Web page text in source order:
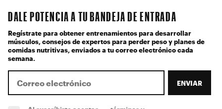
DALE POTENCIA A TU BANDEJA DE ENTRADA
Regístrate para obtener entrenamientos para desarrollar
músculos, consejos de expertos para perder peso y planes de
comidas nutritivas, enviados a tu correo electrónico cada
semana.
ENVIAR